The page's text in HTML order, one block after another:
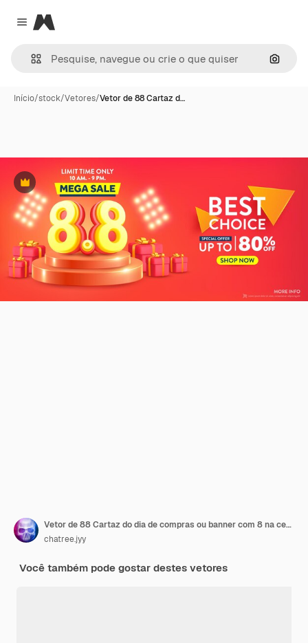
Close menu
Magnific
Início/stock/Vetores/Vetor de 88 Cartaz d…
Premium
Vetor de 88 Cartaz do dia de compras ou banner com 8 na cena do pódio do produto
chatree.jyy
Você também pode gostar destes vetores